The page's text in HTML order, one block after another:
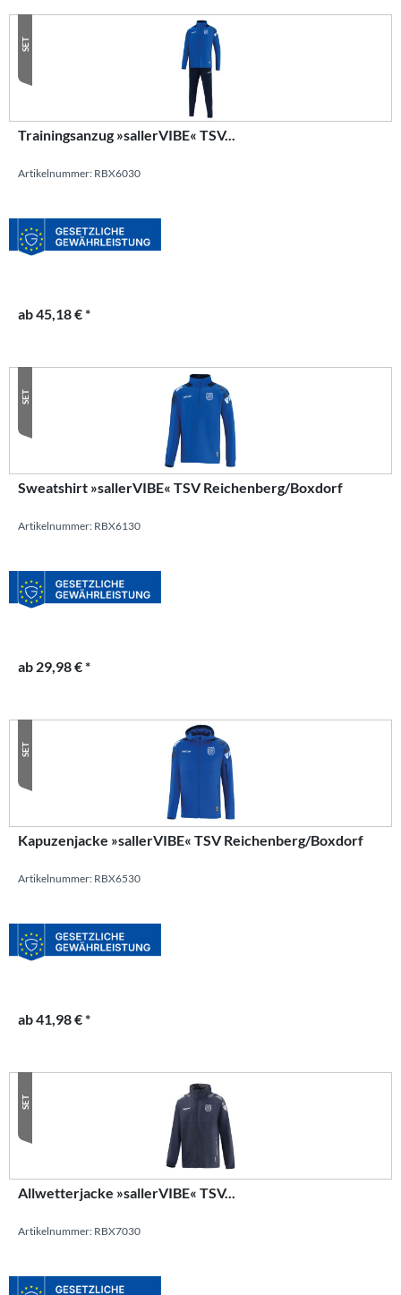
SET
Trainingsanzug »sallerVIBE« TSV...
Artikelnummer: RBX6030
ab 45,18 € *
SET
Sweatshirt »sallerVIBE« TSV Reichenberg/Boxdorf
Artikelnummer: RBX6130
ab 29,98 € *
SET
Kapuzenjacke »sallerVIBE« TSV Reichenberg/Boxdorf
Artikelnummer: RBX6530
ab 41,98 € *
SET
Allwetterjacke »sallerVIBE« TSV...
Artikelnummer: RBX7030